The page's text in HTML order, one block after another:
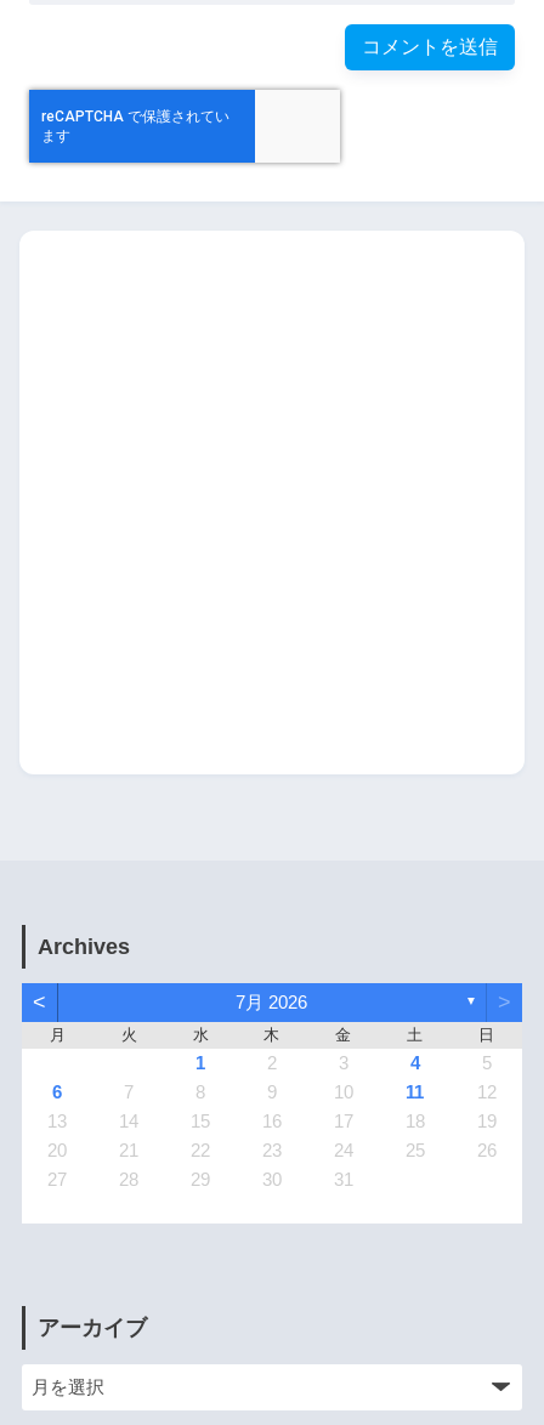
Archives
< 7月 2026 ▼ >
月 火 水 木 金 土 日
1 2 3 4
5
6
7 8 9 10 11
12
13
14 15 16 17 18
19
20
21 22 23 24 25
26
27
28 29 30 31
アーカイブ